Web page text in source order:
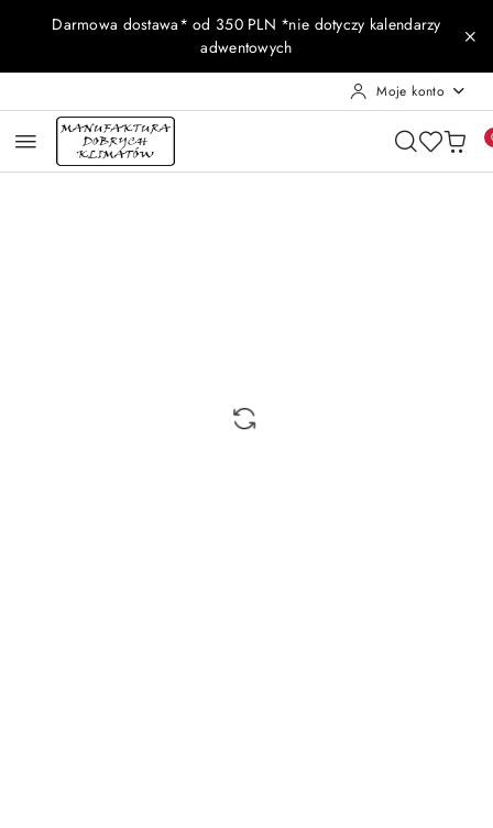
Przejdź do treści głównej
Przejdź do wyszukiwarki
Przejdź do moje konto
Przejdź do menu głównego
Przejdź do opisu produktu
Przejdź do stopki
Darmowa dostawa* od 350 PLN *nie dotyczy kalendarzy
adwentowych
Moje konto